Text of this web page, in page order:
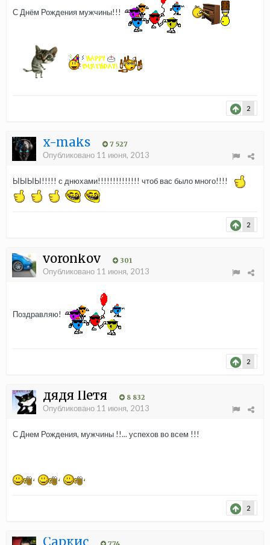
С Днём Рождения мужчины!!!
2
x-maks 7 527
Опубликовано 11 июня, 2013
ЫЫЫЫ!!!!! с днюхами!!!!!!!!!!!!!! чтоб вас было много!!!!
2
voronkov 301
Опубликовано 11 июня, 2013
Поздравляю!
2
дядя Петя 8 832
Опубликовано 11 июня, 2013
С Днем Рождения, мужчины !!... успехов во всем !!!
2
Саркис